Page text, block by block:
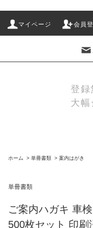
マイページ 会員
登録
大幅
ホーム > 単冊書類 > 案内はがき
単冊書類
ご案内ハガキ 車
500枚セット 印刷